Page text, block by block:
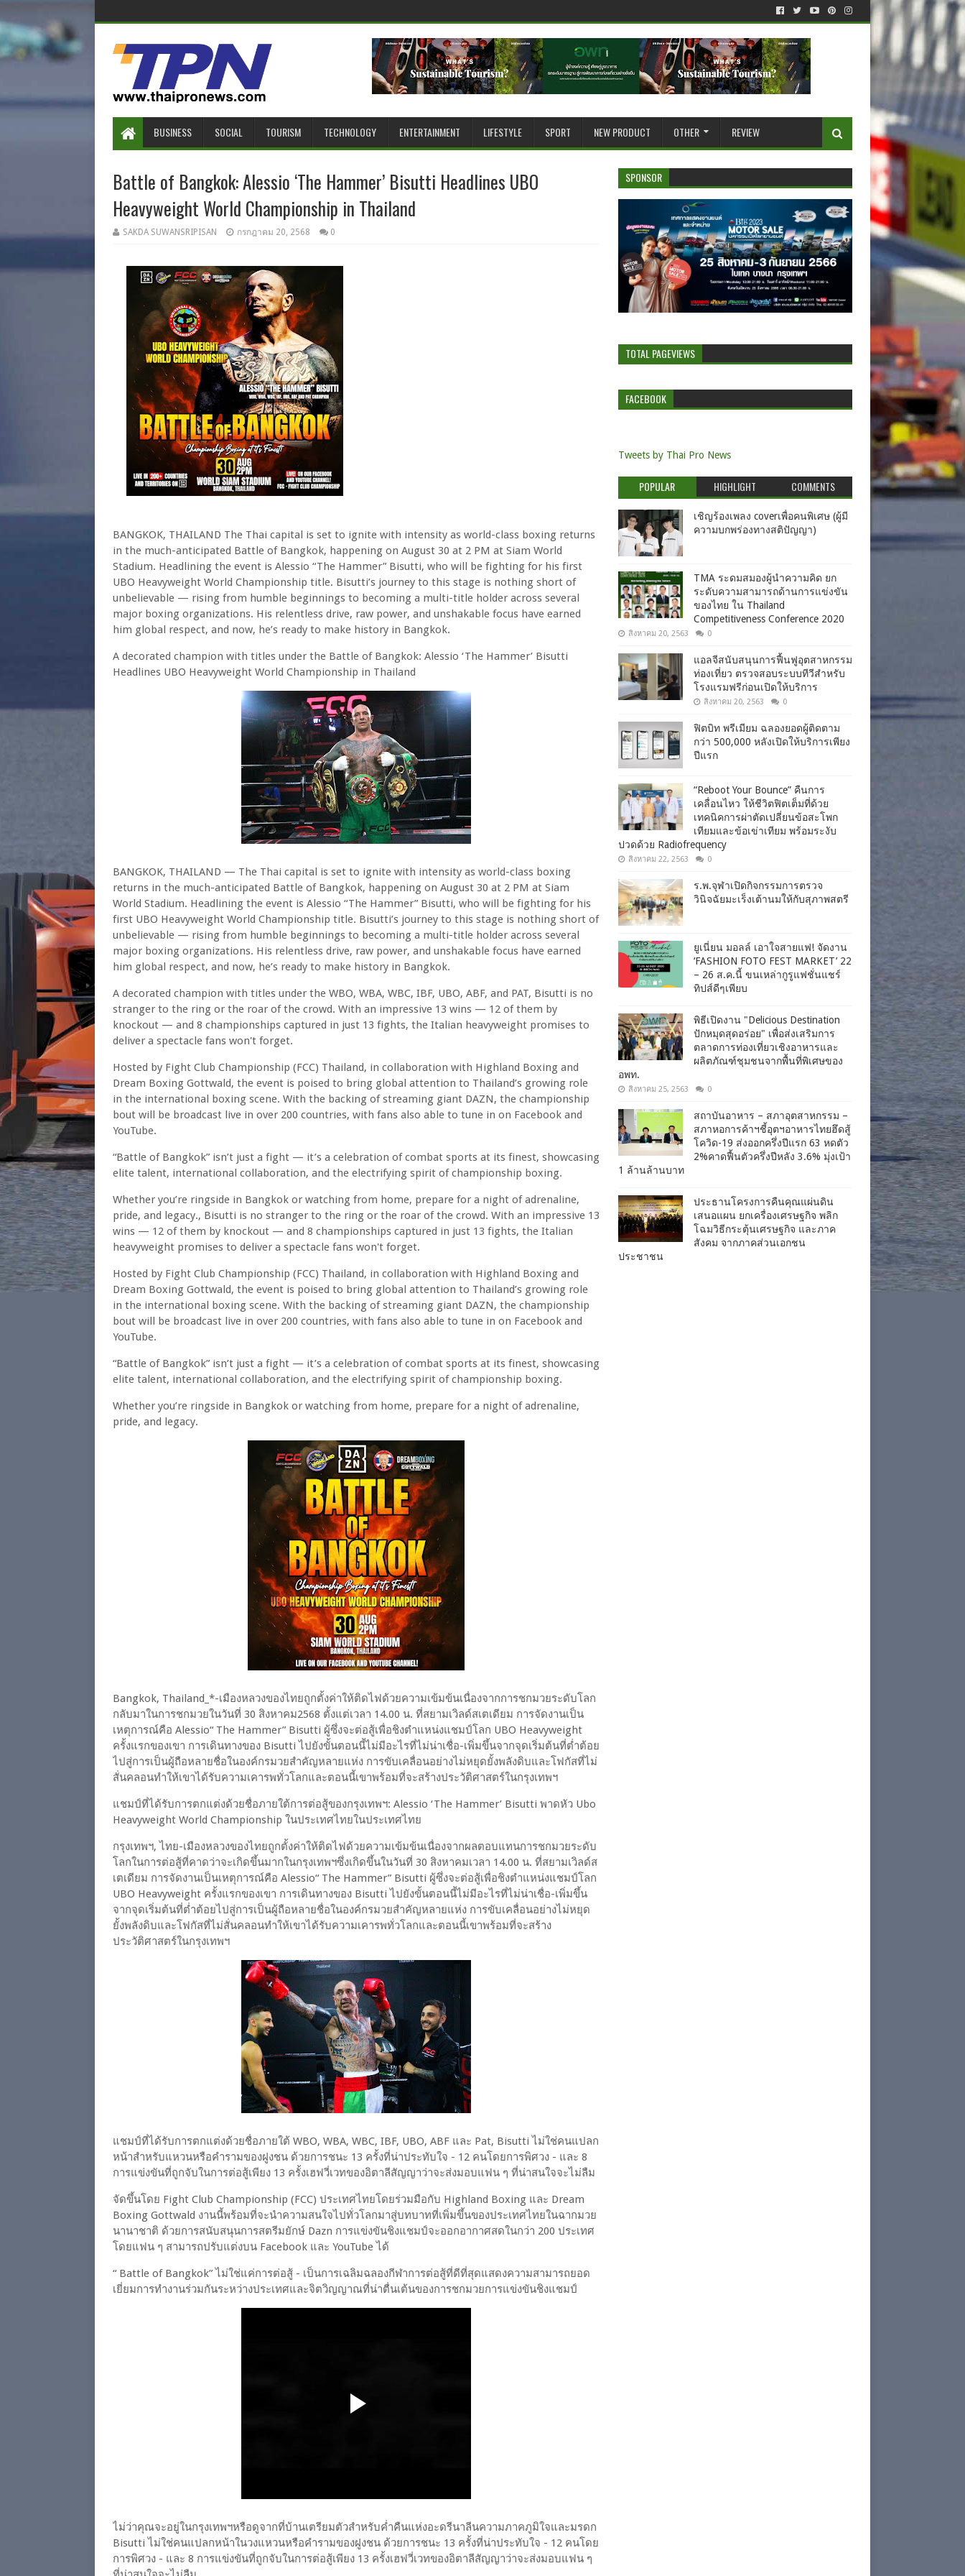
BUSINESS SOCIAL TOURISM TECHNOLOGY ENTERTAINMENT LIFESTYLE SPORT NEW PRODUCT OTHER REVIEW
Battle of Bangkok: Alessio ‘The Hammer’ Bisutti Headlines UBO
Heavyweight World Championship in Thailand
SAKDA SUWANSRIPISAN กรกฎาคม 20, 2568 0
BANGKOK, THAILAND The Thai capital is set to ignite with intensity as world-class boxing returns
in the much-anticipated Battle of Bangkok, happening on August 30 at 2 PM at Siam World
Stadium. Headlining the event is Alessio “The Hammer” Bisutti, who will be fighting for his first
UBO Heavyweight World Championship title. Bisutti’s journey to this stage is nothing short of
unbelievable — rising from humble beginnings to becoming a multi-title holder across several
major boxing organizations. His relentless drive, raw power, and unshakable focus have earned
him global respect, and now, he’s ready to make history in Bangkok.
A decorated champion with titles under the Battle of Bangkok: Alessio ‘The Hammer’ Bisutti
Headlines UBO Heavyweight World Championship in Thailand
BANGKOK, THAILAND — The Thai capital is set to ignite with intensity as world-class boxing
returns in the much-anticipated Battle of Bangkok, happening on August 30 at 2 PM at Siam
World Stadium. Headlining the event is Alessio “The Hammer” Bisutti, who will be fighting for his
first UBO Heavyweight World Championship title. Bisutti’s journey to this stage is nothing short of
unbelievable — rising from humble beginnings to becoming a multi-title holder across several
major boxing organizations. His relentless drive, raw power, and unshakable focus have earned
him global respect, and now, he’s ready to make history in Bangkok.
A decorated champion with titles under the WBO, WBA, WBC, IBF, UBO, ABF, and PAT, Bisutti is no
stranger to the ring or the roar of the crowd. With an impressive 13 wins — 12 of them by
knockout — and 8 championships captured in just 13 fights, the Italian heavyweight promises to
deliver a spectacle fans won't forget.
Hosted by Fight Club Championship (FCC) Thailand, in collaboration with Highland Boxing and
Dream Boxing Gottwald, the event is poised to bring global attention to Thailand’s growing role
in the international boxing scene. With the backing of streaming giant DAZN, the championship
bout will be broadcast live in over 200 countries, with fans also able to tune in on Facebook and
YouTube.
“Battle of Bangkok” isn’t just a fight — it’s a celebration of combat sports at its finest, showcasing
elite talent, international collaboration, and the electrifying spirit of championship boxing.
Whether you’re ringside in Bangkok or watching from home, prepare for a night of adrenaline,
pride, and legacy., Bisutti is no stranger to the ring or the roar of the crowd. With an impressive 13
wins — 12 of them by knockout — and 8 championships captured in just 13 fights, the Italian
heavyweight promises to deliver a spectacle fans won't forget.
Hosted by Fight Club Championship (FCC) Thailand, in collaboration with Highland Boxing and
Dream Boxing Gottwald, the event is poised to bring global attention to Thailand’s growing role
in the international boxing scene. With the backing of streaming giant DAZN, the championship
bout will be broadcast live in over 200 countries, with fans also able to tune in on Facebook and
YouTube.
“Battle of Bangkok” isn’t just a fight — it’s a celebration of combat sports at its finest, showcasing
elite talent, international collaboration, and the electrifying spirit of championship boxing.
Whether you’re ringside in Bangkok or watching from home, prepare for a night of adrenaline,
pride, and legacy.
Bangkok, Thailand_*-เมืองหลวงของไทยถูกตั้งค่าให้ติดไฟด้วยความเข้มข้นเนื่องจากการชกมวยระดับโลก
กลับมาในการชกมวยในวันที่ 30 สิงหาคม2568 ตั้งแต่เวลา 14.00 น. ที่สยามเวิลด์สเตเดียม การจัดงานเป็น
เหตุการณ์คือ Alessio“ The Hammer” Bisutti ผู้ซึ่งจะต่อสู้เพื่อชิงตำแหน่งแชมป์โลก UBO Heavyweight
ครั้งแรกของเขา การเดินทางของ Bisutti ไปยังขั้นตอนนี้ไม่มีอะไรที่ไม่น่าเชื่อ-เพิ่มขึ้นจากจุดเริ่มต้นที่ต่ำต้อย
ไปสู่การเป็นผู้ถือหลายชื่อในองค์กรมวยสำคัญหลายแห่ง การขับเคลื่อนอย่างไม่หยุดยั้งพลังดิบและโฟกัสที่ไม่
สั่นคลอนทำให้เขาได้รับความเคารพทั่วโลกและตอนนี้เขาพร้อมที่จะสร้างประวัติศาสตร์ในกรุงเทพฯ
แชมป์ที่ได้รับการตกแต่งด้วยชื่อภายใต้การต่อสู้ของกรุงเทพฯ: Alessio ‘The Hammer’ Bisutti พาดหัว Ubo
Heavyweight World Championship ในประเทศไทยในประเทศไทย
กรุงเทพฯ, ไทย-เมืองหลวงของไทยถูกตั้งค่าให้ติดไฟด้วยความเข้มข้นเนื่องจากผลตอบแทนการชกมวยระดับ
โลกในการต่อสู้ที่คาดว่าจะเกิดขึ้นมากในกรุงเทพฯซึ่งเกิดขึ้นในวันที่ 30 สิงหาคมเวลา 14.00 น. ที่สยามเวิลด์ส
เตเดียม การจัดงานเป็นเหตุการณ์คือ Alessio“ The Hammer” Bisutti ผู้ซึ่งจะต่อสู้เพื่อชิงตำแหน่งแชมป์โลก
UBO Heavyweight ครั้งแรกของเขา การเดินทางของ Bisutti ไปยังขั้นตอนนี้ไม่มีอะไรที่ไม่น่าเชื่อ-เพิ่มขึ้น
จากจุดเริ่มต้นที่ต่ำต้อยไปสู่การเป็นผู้ถือหลายชื่อในองค์กรมวยสำคัญหลายแห่ง การขับเคลื่อนอย่างไม่หยุด
ยั้งพลังดิบและโฟกัสที่ไม่สั่นคลอนทำให้เขาได้รับความเคารพทั่วโลกและตอนนี้เขาพร้อมที่จะสร้าง
ประวัติศาสตร์ในกรุงเทพฯ
แชมป์ที่ได้รับการตกแต่งด้วยชื่อภายใต้ WBO, WBA, WBC, IBF, UBO, ABF และ Pat, Bisutti ไม่ใช่คนแปลก
หน้าสำหรับแหวนหรือคำรามของฝูงชน ด้วยการชนะ 13 ครั้งที่น่าประทับใจ - 12 คนโดยการพิศวง - และ 8
การแข่งขันที่ถูกจับในการต่อสู้เพียง 13 ครั้งเฮฟวี่เวทของอิตาลีสัญญาว่าจะส่งมอบแฟน ๆ ที่น่าสนใจจะไม่ลืม
จัดขึ้นโดย Fight Club Championship (FCC) ประเทศไทยโดยร่วมมือกับ Highland Boxing และ Dream
Boxing Gottwald งานนี้พร้อมที่จะนำความสนใจไปทั่วโลกมาสู่บทบาทที่เพิ่มขึ้นของประเทศไทยในฉากมวย
นานาชาติ ด้วยการสนับสนุนการสตรีมยักษ์ Dazn การแข่งขันชิงแชมป์จะออกอากาศสดในกว่า 200 ประเทศ
โดยแฟน ๆ สามารถปรับแต่งบน Facebook และ YouTube ได้
“ Battle of Bangkok” ไม่ใช่แค่การต่อสู้ - เป็นการเฉลิมฉลองกีฬาการต่อสู้ที่ดีที่สุดแสดงความสามารถยอด
เยี่ยมการทำงานร่วมกันระหว่างประเทศและจิตวิญญาณที่น่าตื่นเต้นของการชกมวยการแข่งขันชิงแชมป์
ไม่ว่าคุณจะอยู่ในกรุงเทพฯหรือดูจากที่บ้านเตรียมตัวสำหรับค่ำคืนแห่งอะดรีนาลีนความภาคภูมิใจและมรดก
Bisutti ไม่ใช่คนแปลกหน้าในวงแหวนหรือคำรามของฝูงชน ด้วยการชนะ 13 ครั้งที่น่าประทับใจ - 12 คนโดย
การพิศวง - และ 8 การแข่งขันที่ถูกจับในการต่อสู้เพียง 13 ครั้งเฮฟวี่เวทของอิตาลีสัญญาว่าจะส่งมอบแฟน ๆ
SPONSOR
TOTAL PAGEVIEWS
FACEBOOK
Tweets by Thai Pro News
POPULAR HIGHLIGHT COMMENTS
เชิญร้องเพลง coverเพื่อคนพิเศษ (ผู้มี
ความบกพร่องทางสติปัญญา)
TMA ระดมสมองผู้นำความคิด ยก
ระดับความสามารถด้านการแข่งขัน
ของไทย ใน Thailand
Competitiveness Conference 2020
สิงหาคม 20, 2563 0
แอลจีสนับสนุนการฟื้นฟูอุตสาหกรรม
ท่องเที่ยว ตรวจสอบระบบทีวีสำหรับ
โรงแรมฟรีก่อนเปิดให้บริการ
สิงหาคม 20, 2563 0
ฟิตบิท พรีเมียม ฉลองยอดผู้ติดตาม
กว่า 500,000 หลังเปิดให้บริการเพียง
ปีแรก
“Reboot Your Bounce” คืนการ
เคลื่อนไหว ให้ชีวิตฟิตเต็มที่ด้วย
เทคนิคการผ่าตัดเปลี่ยนข้อสะโพก
เทียมและข้อเข่าเทียม พร้อมระงับ
ปวดด้วย Radiofrequency
สิงหาคม 22, 2563 0
ร.พ.จุฬาเปิดกิจกรรมการตรวจ
วินิจฉัยมะเร็งเต้านมให้กับสุภาพสตรี
ยูเนี่ยน มอลล์ เอาใจสายแฟ! จัดงาน
‘FASHION FOTO FEST MARKET’ 22
– 26 ส.ค.นี้ ขนเหล่ากูรูแฟชั่นแชร์
ทิปส์ดีๆเพียบ
พิธีเปิดงาน "Delicious Destination
ปักหมุดสุดอร่อย" เพื่อส่งเสริมการ
ตลาดการท่องเที่ยวเชิงอาหารและ
ผลิตภัณฑ์ชุมชนจากพื้นที่พิเศษของ
อพท.
สิงหาคม 25, 2563 0
สถาบันอาหาร – สภาอุตสาหกรรม –
สภาหอการค้าฯชี้อุตฯอาหารไทยฮึดสู้
โควิด-19 ส่งออกครึ่งปีแรก 63 หดตัว
2%คาดฟื้นตัวครึ่งปีหลัง 3.6% มุ่งเป้า
1 ล้านล้านบาท
ประธานโครงการคืนคุณแผ่นดิน
เสนอแผน ยกเครื่องเศรษฐกิจ พลิก
โฉมวิธีกระตุ้นเศรษฐกิจ และภาค
สังคม จากภาคส่วนเอกชน
ประชาชน